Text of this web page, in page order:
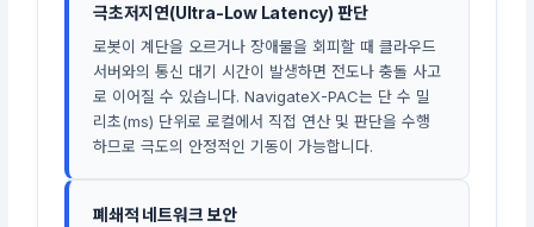
극초저지연(Ultra-Low Latency) 판단
로봇이 계단을 오르거나 장애물을 회피할 때 클라우드
서버와의 통신 대기 시간이 발생하면 전도나 충돌 사고
로 이어질 수 있습니다. NavigateX-PAC는 단 수 밀
리초(ms) 단위로 로컬에서 직접 연산 및 판단을 수행
하므로 극도의 안정적인 기동이 가능합니다.
폐쇄적 네트워크 보안